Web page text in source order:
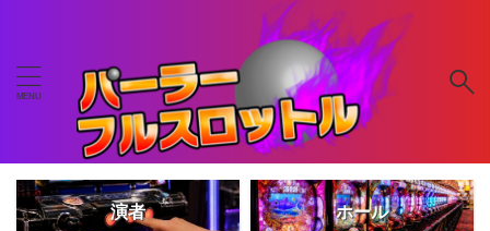
演者 ホール